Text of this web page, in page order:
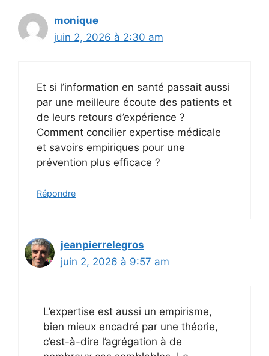
monique
juin 2, 2026 à 2:30 am
Et si l’information en santé passait aussi
par une meilleure écoute des patients et
de leurs retours d’expérience ?
Comment concilier expertise médicale
et savoirs empiriques pour une
prévention plus efficace ?
Répondre
jeanpierrelegros
juin 2, 2026 à 9:57 am
L’expertise est aussi un empirisme,
bien mieux encadré par une théorie,
c’est-à-dire l’agrégation à de